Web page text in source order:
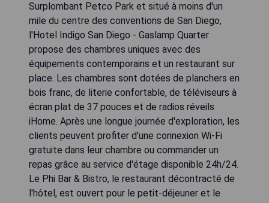
Surplombant Petco Park et situé à moins d'un
mile du centre des conventions de San Diego,
l'Hotel Indigo San Diego - Gaslamp Quarter
propose des chambres uniques avec des
équipements contemporains et un restaurant sur
place. Les chambres sont dotées de planchers en
bois franc, de literie confortable, de téléviseurs à
écran plat de 37 pouces et de radios réveils
iHome. Après une longue journée d'exploration, les
clients peuvent profiter d'une connexion Wi-Fi
gratuite dans leur chambre ou commander un
repas grâce au service d'étage disponible 24h/24.
Le Phi Bar & Bistro, le restaurant décontracté de
l'hôtel, est ouvert pour le petit-déjeuner et le